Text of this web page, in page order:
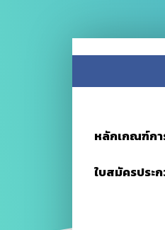
หลักเกณฑ์กา
ใบสมัครประ